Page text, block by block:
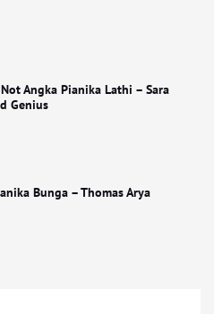
Angka Pianika Lathi – Sara
Genius
Bunga – Thomas Arya